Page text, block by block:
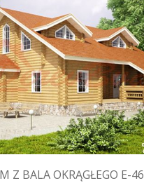
Z BALA OKRĄGŁEGO E-46